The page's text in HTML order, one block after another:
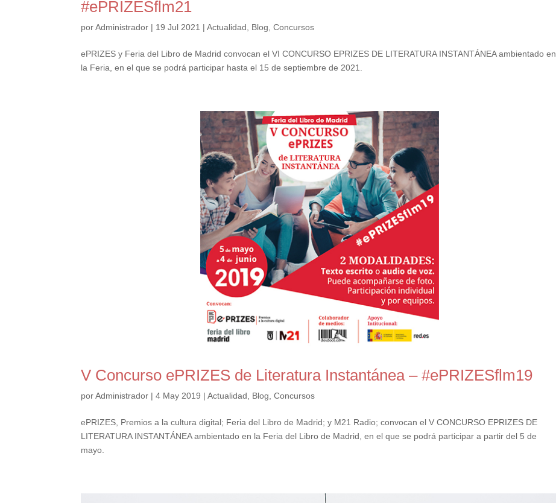
#ePRIZESflm21
porAdministrador | 19 Jul 2021 |Actualidad Blog ,Concursos
ePRIZES y Feria del Libro de Madrid convocan el VI CONCURSO EPRIZES DE LITERATURA INSTANTÁNEA ambientado en
la Feria, en el que se podrá participar hasta el 15 de septiembre de 2021.
V Concurso ePRIZES de Literatura Instantánea – #ePRIZESflm19
porAdministrador |4 May 2019 |Actualidad, Blog,Concursos
ePRIZES, Premios a la cultura digital; Feria del Libro de Madrid; y M21 Radio; convocan el V CONCURSO EPRIZES DE
LITERATURA INSTANTÁNEA ambientado en la Feria del Libro de Madrid, en el que se podrá participar a partir del 5 de
mayo.